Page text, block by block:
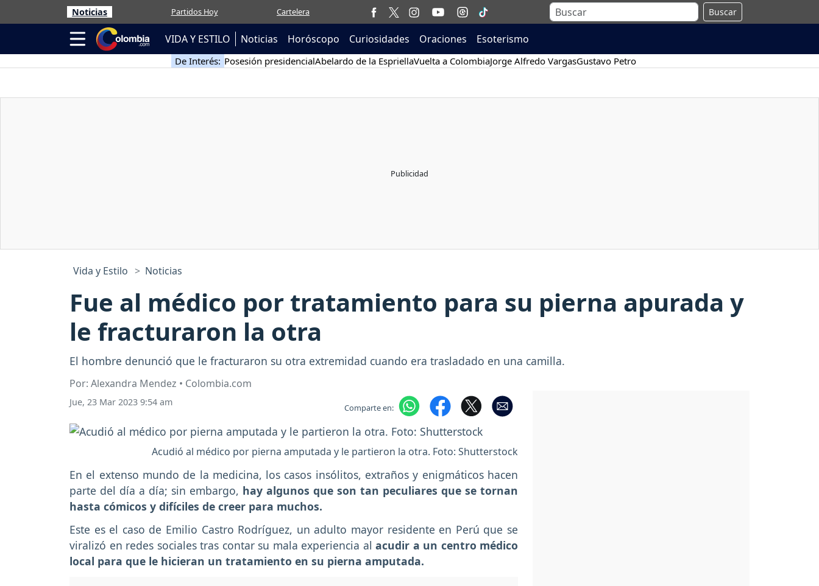
Noticias Partidos Hoy Cartelera Buscar
VIDA Y ESTILO Noticias Horóscopo Curiosidades Oraciones Esoterismo
De Interés: Posesión presidencialAbelardo de la EspriellaVuelta a ColombiaJorge Alfredo VargasGustavo Petro
Vida y Estilo Noticias
Fue al médico por tratamiento para su pierna apurada y
le fracturaron la otra
El hombre denunció que le fracturaron su otra extremidad cuando era trasladado en una camilla.
Por: Alexandra Mendez • Colombia.com
Jue, 23 Mar 2023 9:54 am Comparte en:
Acudió al médico por pierna amputada y le partieron la otra. Foto: Shutterstock
En el extenso mundo de la medicina, los casos insólitos, extraños y enigmáticos hacen
parte del día a día; sin embargo, hay algunos que son tan peculiares que se tornan
hasta cómicos y difíciles de creer para muchos.
Este es el caso de Emilio Castro Rodríguez, un adulto mayor residente en Perú que se
viralizó en redes sociales tras contar su mala experiencia al acudir a un centro médico
local para que le hicieran un tratamiento en su pierna amputada.